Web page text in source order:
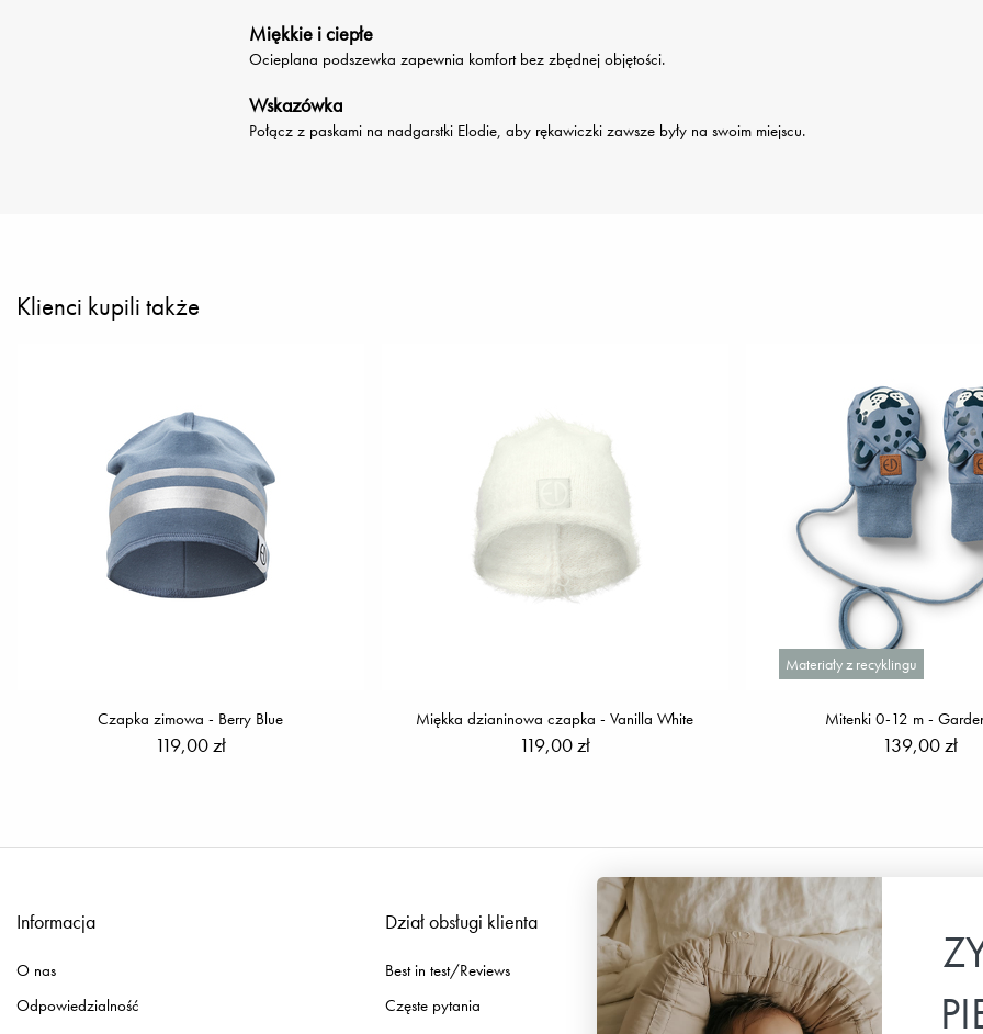
Miękkie i ciepłe
Ocieplana podszewka zapewnia komfort bez zbędnej objętości.
Wskazówka
Połącz z paskami na nadgarstki Elodie, aby rękawiczki zawsze były na swoim miejscu.
Klienci kupili także
Czapka zimowa - Berry Blue
119,00 zł
Miękka dzianinowa czapka - Vanilla White
119,00 zł
Materiały z recyklingu
Mitenki 0-12 m -
139,00 zł
Informacja
O nas
Odpowiedzialność
Dział obsługi klienta
Best in test/Reviews
Częste pytania
Podążaj za nami
Facebook
Instagram